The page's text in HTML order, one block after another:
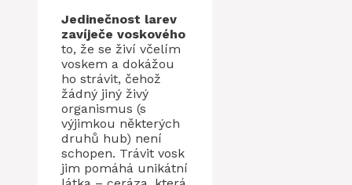
Jedinečnost larev
zavíječe voskového
to, že se živí včelím
voskem a dokážou
ho strávit, čehož
žádný jiný živý
organismus (s
výjimkou některých
druhů hub) není
schopen. Trávit vosk
jim pomáhá unikátní